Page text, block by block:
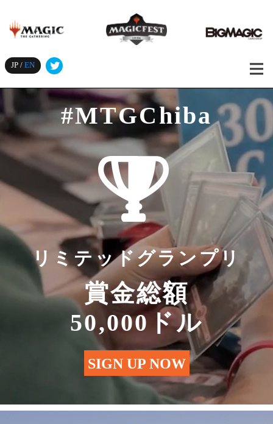
JP / EN
#MTGChiba
リミテッドグランプリ
賞金総額
50,000ドル
SIGN UP NOW